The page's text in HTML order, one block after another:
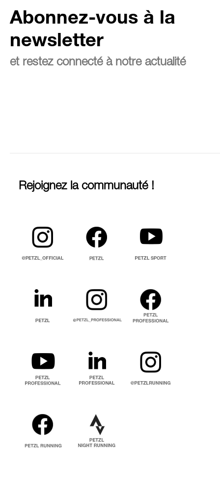
Abonnez-vous à la
newsletter
et restez connecté à notre actualité
Rejoignez la communauté !